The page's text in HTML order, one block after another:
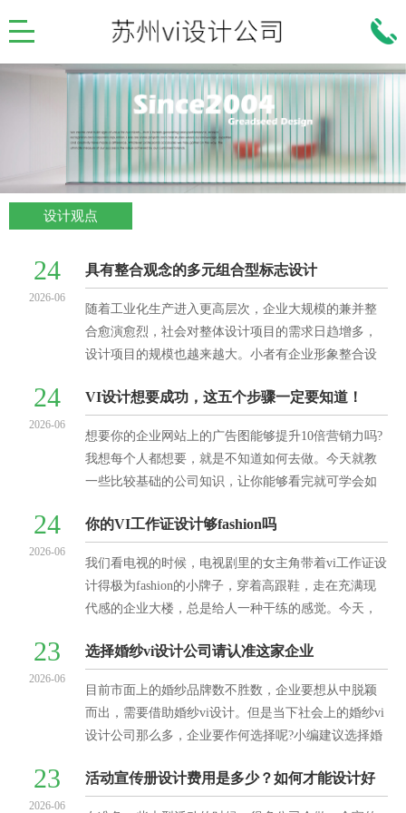
设计观点
24
2026-06
具有整合观念的多元组合型标志设计
随着工业化生产进入更高层次，企业大规模的兼并整
合愈演愈烈，社会对整体设计项目的需求日趋增多，
设计项目的规模也越来越大。小者有企业形象整合设
等等。随着中国经
24
2026-06
VI设计想要成功，这五个步骤一定要知道！
想要你的企业网站上的广告图能够提升10倍营销力吗?
我想每个人都想要，就是不知道如何去做。今天就教
一些比较基础的公司知识，让你能够看完就可学会如
真的可以那样
24
2026-06
你的VI工作证设计够fashion吗
我们看电视的时候，电视剧里的女主角带着vi工作证设
计得极为fashion的小牌子，穿着高跟鞋，走在充满现
代感的企业大楼，总是给人一种干练的感觉。今天，
23
2026-06
选择婚纱vi设计公司请认准这家企业
目前市面上的婚纱品牌数不胜数，企业要想从中脱颖
而出，需要借助婚纱vi设计。但是当下社会上的婚纱vi
设计公司那么多，企业要作何选择呢?小编建议选择婚
v
23
2026-06
活动宣传册设计费用是多少？如何才能设计好